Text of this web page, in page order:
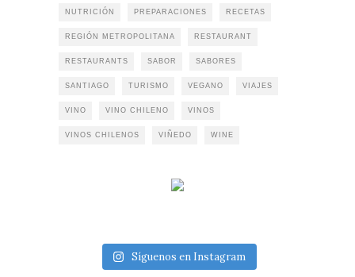
NUTRICIÓN PREPARACIONES RECETAS
REGIÓN METROPOLITANA RESTAURANT
RESTAURANTS SABOR SABORES
SANTIAGO TURISMO VEGANO VIAJES
VINO VINO CHILENO VINOS
VINOS CHILENOS VIÑEDO WINE
Síguenos en Instagram